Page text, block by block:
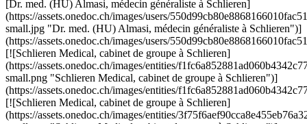
[Dr. med. (HU) Almasi, médecin généraliste à Schlieren]
(https://assets.onedoc.ch/images/users/
small.jpg "Dr. med. (HU) Almasi, médecin généraliste à Schlieren")]
(https://assets.onedoc.ch/images/users/
[![Schlieren Medical, cabinet de groupe à Schlieren]
(https://assets.onedoc.ch/images/entities/
small.png "Schlieren Medical, cabinet de groupe à Schlieren")]
(https://assets.onedoc.ch/images/entities/
[![Schlieren Medical, cabinet de groupe à Schlieren]
(https://assets.onedoc.ch/images/entities/